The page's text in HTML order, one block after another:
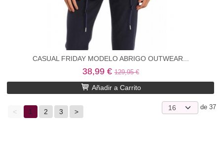
CASUAL FRIDAY MODELO ABRIGO OUTWEAR...
38,99 €129,95 €
Añadir a Carrito
< 1 2 3 >
de 37